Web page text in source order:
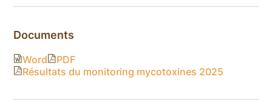
Documents
Word
PDF
Résultats du monitoring mycotoxines 2025